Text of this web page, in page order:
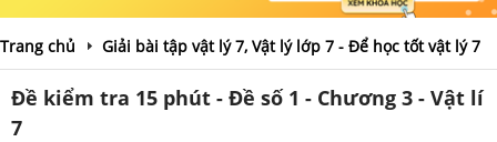
Trang chủ Giải bài tập vật lý 7, Vật lý lớp 7 - Để học tốt vật lý 7
Đề kiểm tra 15 phút - Đề số 1 - Chương 3 - Vật lí
7